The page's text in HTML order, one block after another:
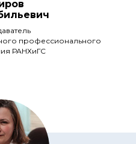
профессионального
РАНХиГС